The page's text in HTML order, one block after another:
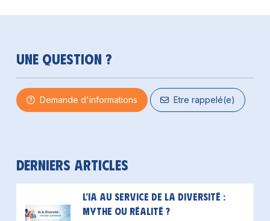
Une question ?
Demande d'informations Etre rappelé(e)
Derniers articles
L’IA au service de la diversité :
mythe ou réalité ?